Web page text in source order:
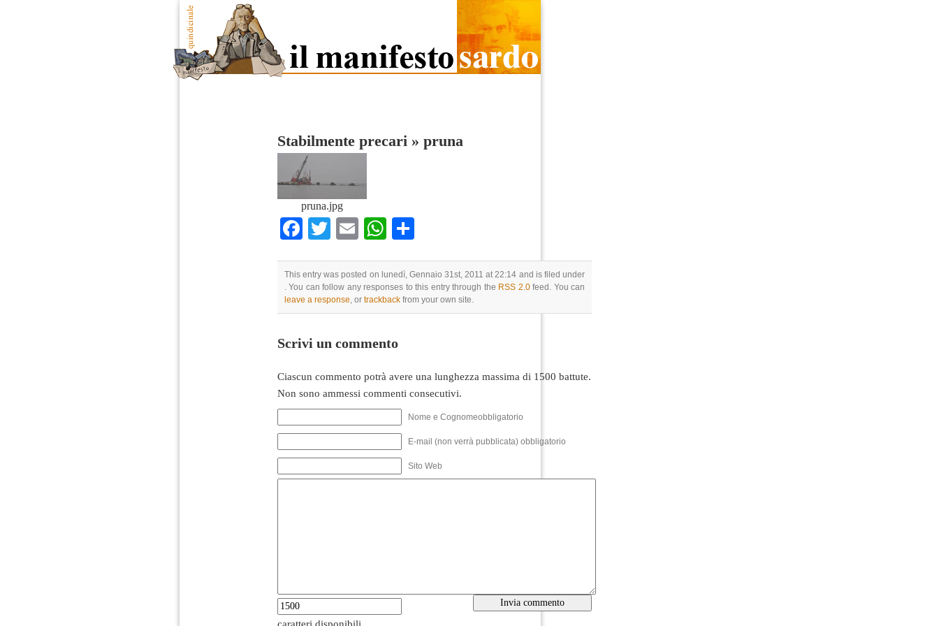
Stabilmente precari » pruna
pruna.jpg
Facebook
TwitterEmailWhatsApp
This entry was posted on lunedì, Gennaio 31st, 2011 at 22:14 and is filed under
. You can follow any responses to this entry through the RSS 2.0feed. You can
leave a response, or trackback from your own site.
Scrivi un commento
Ciascun commento potrà avere una lunghezza massima di 1500 battute.
Non sono ammessi commenti consecutivi.
Nome e Cognomeobbligatorio
E-mail (non verrà pubblicata) obbligatorio
Sito Web